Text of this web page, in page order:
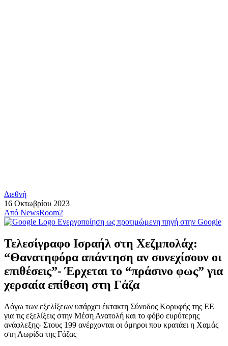
Διεθνή
16 Οκτωβρίου 2023
Από NewsRoom2
Ενεργοποίηση ως προτιμώμενη πηγή στην Google
Τελεσίγραφο Ισραήλ στη Χεζμπολάχ:
“Θανατηφόρα απάντηση αν συνεχίσουν οι
επιθέσεις”- Έρχεται το “πράσινο φως” για
χερσαία επίθεση στη Γάζα
Λόγω των εξελίξεων υπάρχει έκτακτη Σύνοδος Κορυφής της ΕΕ
για τις εξελίξεις στην Μέση Ανατολή και το φόβο ευρύτερης
ανάφλεξης- Στους 199 ανέρχονται οι όμηροι που κρατάει η Χαμάς
στη Λωρίδα της Γάζας